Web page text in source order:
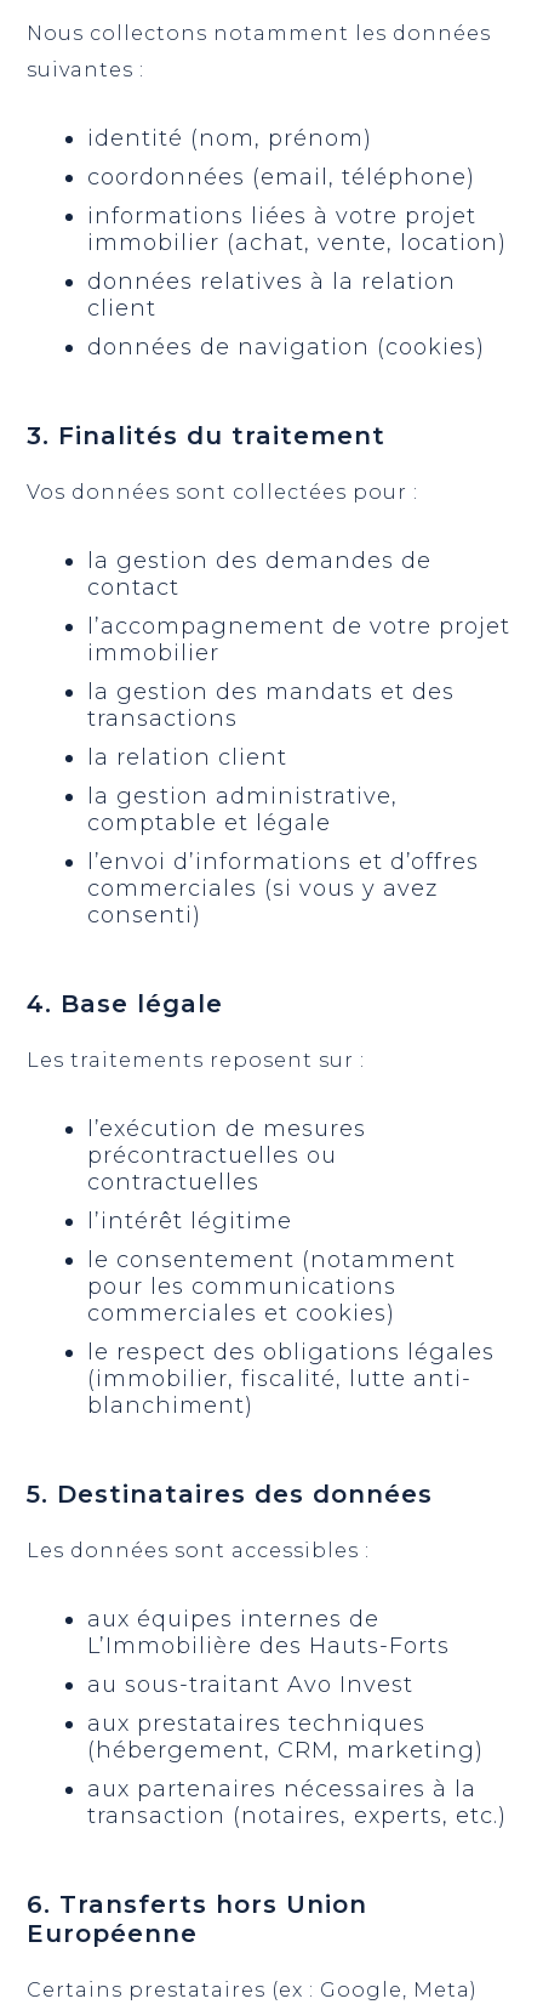
Nous collectons notamment les données
suivantes :
identité (nom, prénom)
coordonnées (email, téléphone)
informations liées à votre projet
immobilier (achat, vente, location)
données relatives à la relation
client
données de navigation (cookies)
3. Finalités du traitement
Vos données sont collectées pour :
la gestion des demandes de
contact
l’accompagnement de votre projet
immobilier
la gestion des mandats et des
transactions
la relation client
la gestion administrative,
comptable et légale
l’envoi d’informations et d’offres
commerciales (si vous y avez
consenti)
4. Base légale
Les traitements reposent sur :
l’exécution de mesures
précontractuelles ou
contractuelles
l’intérêt légitime
le consentement (notamment
pour les communications
commerciales et cookies)
le respect des obligations légales
(immobilier, fiscalité, lutte anti-
blanchiment)
5. Destinataires des données
Les données sont accessibles :
aux équipes internes de
L’Immobilière des Hauts-Forts
au sous-traitant Avo Invest
aux prestataires techniques
(hébergement, CRM, marketing)
aux partenaires nécessaires à la
transaction (notaires, experts, etc.)
6. Transferts hors Union
Européenne
Certains prestataires (ex : Google, Meta)